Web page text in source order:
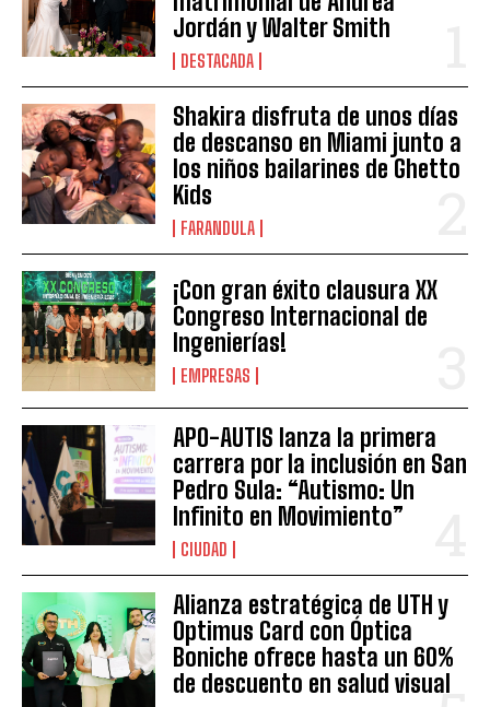
Jordán y Walter Smith
DESTACADA
Shakira disfruta de unos días
de descanso en Miami junto a
los niños bailarines de Ghetto
Kids
FARANDULA
¡Con gran éxito clausura XX
Congreso Internacional de
Ingenierías!
EMPRESAS
APO-AUTIS lanza la primera
carrera por la inclusión en San
Pedro Sula: “Autismo: Un
Infinito en Movimiento”
CIUDAD
Alianza estratégica de UTH y
Optimus Card con Óptica
Boniche ofrece hasta un 60%
de descuento en salud visual